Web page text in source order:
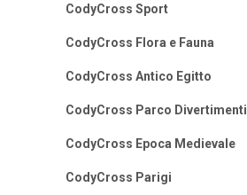
CodyCross Sport
CodyCross Flora e Fauna
CodyCross Antico Egitto
CodyCross Parco Divertimenti
CodyCross Epoca Medievale
CodyCross Parigi